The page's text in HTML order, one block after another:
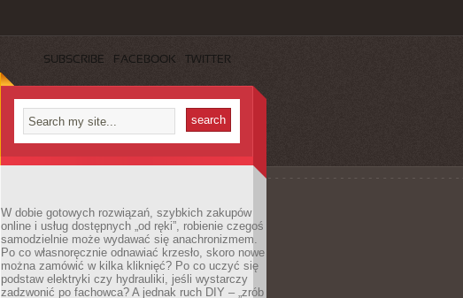
SUBSCRIBE FACEBOOK TWITTER
W dobie gotowych rozwiązań, szybkich zakupów
online i usług dostępnych „od ręki”, robienie czegoś
samodzielnie może wydawać się anachronizmem.
Po co własnoręcznie odnawiać krzesło, skoro nowe
można zamówić w kilka kliknięć? Po co uczyć się
podstaw elektryki czy hydrauliki, jeśli wystarczy
zadzwonić po fachowca? A jednak ruch DIY – „zrób